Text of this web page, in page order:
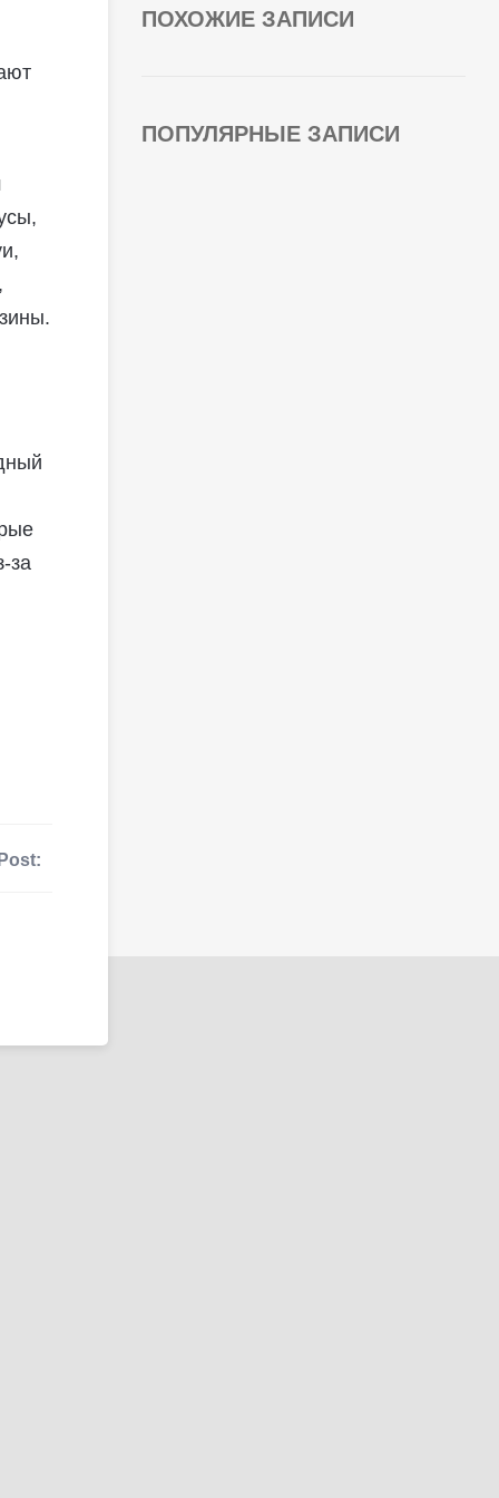
за
ПОХОЖИЕ ЗАПИСИ
ПОПУЛЯРНЫЕ ЗАПИСИ